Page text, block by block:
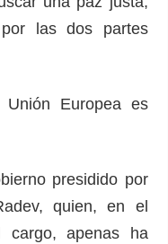
las dos partes
Europea es
presidido por
quien, en el
apenas ha